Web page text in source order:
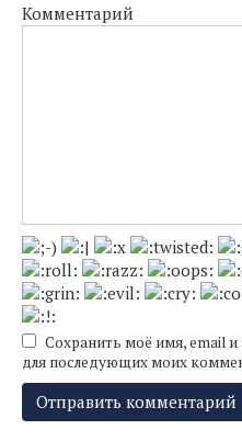
Комментарий
Сохранить моё имя, email и
для последующих моих